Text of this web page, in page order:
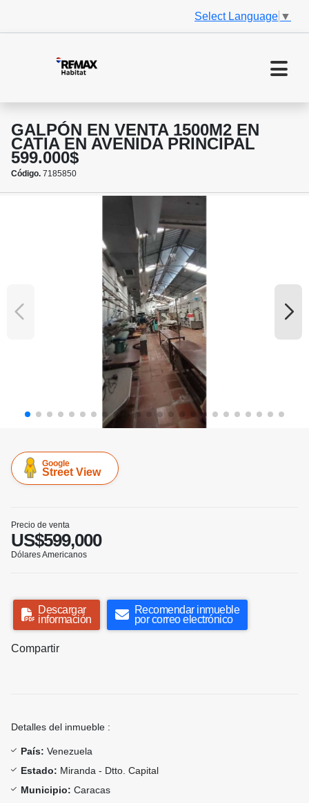
Select Language ▼
GALPÓN EN VENTA 1500M2 EN
CATIA EN AVENIDA PRINCIPAL
599.000$
Código. 7185850
Google
Street View
Precio de venta
US$599,000
Dólares Americanos
Descargar
información
Recomendar inmueble
por correo electrónico
Compartir
Detalles del inmueble :
País: Venezuela
Estado: Miranda - Dtto. Capital
Municipio: Caracas